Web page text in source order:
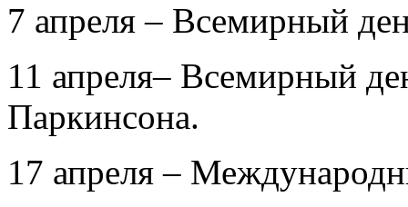
7 апреля – Всемирный
11 апреля– Всемирный
Паркинсона.
17 апреля –